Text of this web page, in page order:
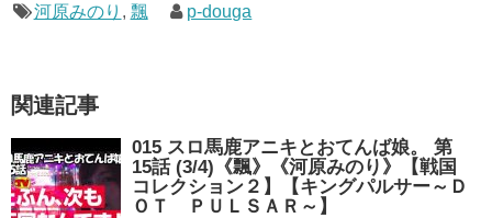
河原みのり , 飄 p-douga
関連記事
015 スロ馬鹿アニキとおてんば娘。 第
15話 (3/4)《飄》《河原みのり》【戦国
コレクション２】【キングパルサー～Ｄ
ＯＴ ＰＵＬＳＡＲ～】